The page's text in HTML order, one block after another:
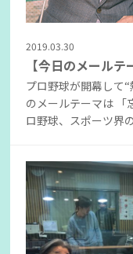
2019.03.30
【今日のメールテ
プロ野球が開幕して
のメールテーマは 「
ロ野球、スポーツ界